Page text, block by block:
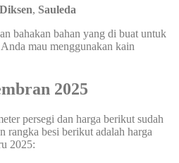
Diksen, Sauleda
bahakan bahan yang di buat untuk
mau menggunakan kain
2025
persegi dan harga berikut sudah
rangka besi berikut adalah harga
2025: